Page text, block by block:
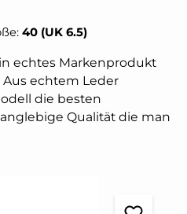
40 (UK 6.5)
echtes Markenprodukt
Aus echtem Leder
die besten
Qualität die man